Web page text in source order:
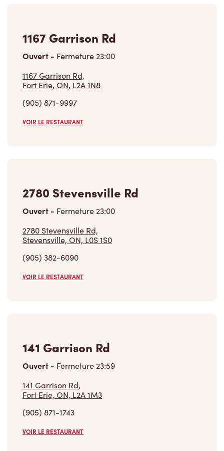
1167 Garrison Rd
Ouvert - Fermeture23:00
1167 Garrison Rd,
Fort Erie, ON, L2A 1N8
(905) 871-9997
VOIR LE RESTAURANT
2780 Stevensville Rd
Ouvert - Fermeture23:00
2780 Stevensville Rd,
Stevensville, ON, L0S 1S0
(905) 382-6090
VOIR LE RESTAURANT
141 Garrison Rd
Ouvert - Fermeture23:59
141 Garrison Rd,
Fort Erie, ON, L2A 1M3
(905) 871-1743
VOIR LE RESTAURANT